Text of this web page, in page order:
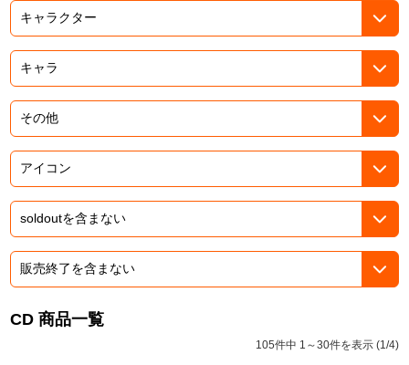
その他先行受付
テイルズ オブ シリーズ
電音部
太鼓の達人
ACE COMBAT
ナムコクラシック
スサノオマジック
CD 商品一覧
105件中 1～30件を表示 (1/4)